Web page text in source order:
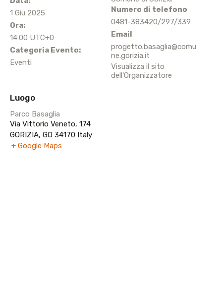
1 Giu 2025
Ora:
14:00 UTC+0
Categoria Evento:
Eventi
Numero di telefono
0481-383420/297/339
Email
progetto.basaglia@comu
ne.gorizia.it
Visualizza il sito
dell'Organizzatore
Luogo
Parco Basaglia
Via Vittorio Veneto, 174
GORIZIA, GO 34170 Italy
+ Google Maps